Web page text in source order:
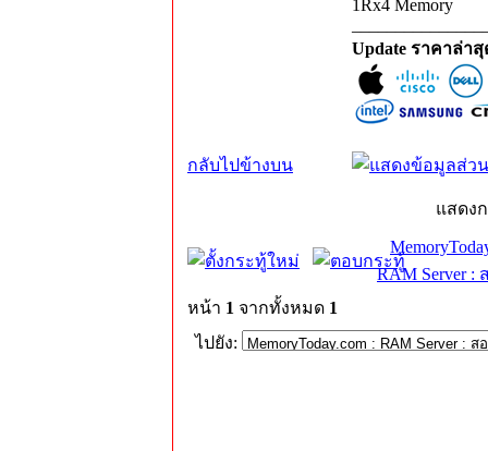
1Rx4 Memory
Update ราคาล่า
กลับไปข้างบน
แสดง
RAM Server :
หน้า 1 จากทั้งหมด 1
ไปยัง: